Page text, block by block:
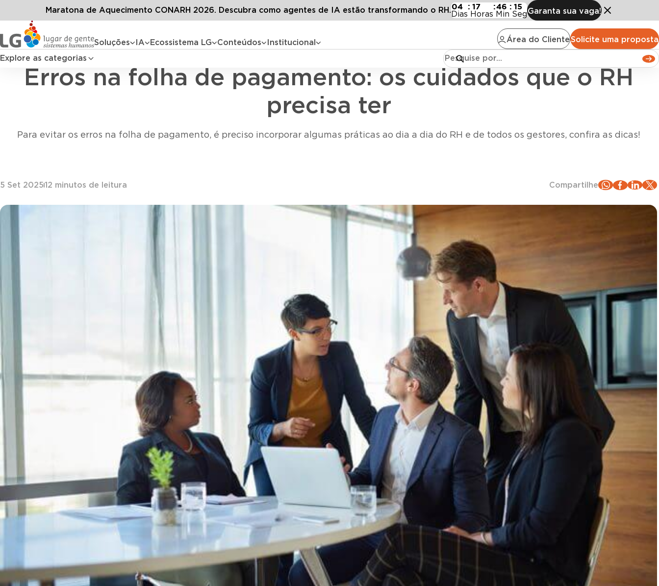
Soluções IA Ecossistema LG Conteúdos Institucional Área do ClienteSolicite uma proposta
Explore as categorias
Maratona de Aquecimento CONARH 2026. Descubra como agentes de IA estão transformando o RH.04
Dias
: 17
Horas
:46
Min
: 13
SegGaranta sua vaga!
Erros na folha de pagamento: os cuidados que o RH precisa ter
Erros na folha de pagamento: os cuidados que o RH
precisa ter
Para evitar os erros na folha de pagamento, é preciso incorporar algumas práticas ao dia a dia do RH e de todos os gestores, confira as dicas!
5 Set 202512 minutos de leitura Compartilhe